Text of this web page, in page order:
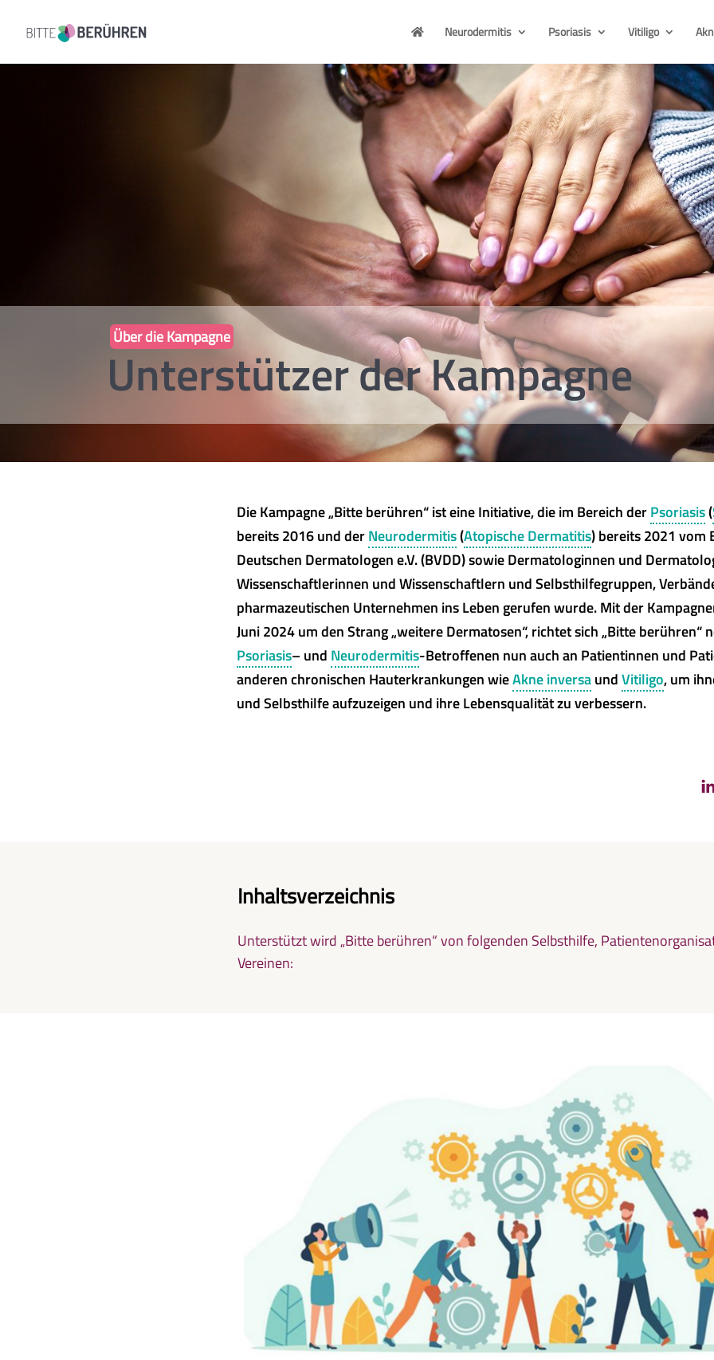
 Neurodermitis Psoriasis Vitiligo
Unterstützer der Kampagne
Über die Kampagne
Die Kampagne „Bitte berühren“ ist eine Initiative, die im Bereich derPsoriasis(
bereits 2016 und derNeurodermitis(Atopische Dermatitis) bereits 2021 vom
Deutschen Dermatologen e.V. (BVDD) sowie Dermatologinnen und
Wissenschaftlerinnen und Wissenschaftlern und Selbsthilfegruppen,
pharmazeutischen Unternehmen ins Leben gerufen wurde. Mit der
Juni 2024 um den Strang „weitere Dermatosen“, richtet sich „Bitte berühren“
Psoriasis– und Neurodermitis-Betroffenen nun auch an Patientinnen und
anderen chronischen Hauterkrankungen wieAkne inversaundVitiligo, um
und Selbsthilfe aufzuzeigen und ihre Lebensqualität zu verbessern.
Inhaltsverzeichnis
Unterstützt wird „Bitte berühren“ von folgenden Selbsthilfe,
Vereinen: